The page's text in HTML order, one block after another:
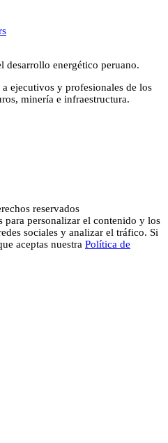
desarrollo energético peruano.
ejecutivos y profesionales de los
minería e infraestructura.
reservados
personalizar el contenido y los
sociales y analizar el tráfico. Si
aceptas nuestra Política de